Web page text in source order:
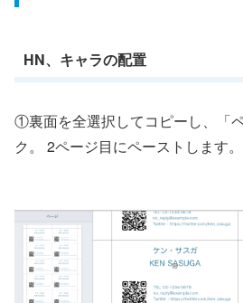
HN、キャラの配置
①裏面を全選択してコピーし、「
ク。 2ページ目にペーストします。